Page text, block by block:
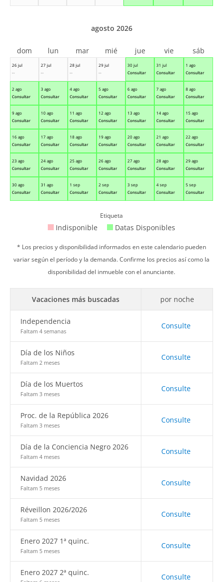
26 jul
--
27 jul
--
28 jul
--
29 jul
--
30 jul
Consultar
31 jul
Consultar
1 ago
Consultar
2 ago
Consultar
3 ago
Consultar
4 ago
Consultar
5 ago
Consultar
6 ago
Consultar
7 ago
Consultar
8 ago
Consultar
9 ago
Consultar
10 ago
Consultar
11 ago
Consultar
12 ago
Consultar
13 ago
Consultar
14 ago
Consultar
15 ago
Consultar
16 ago
Consultar
17 ago
Consultar
18 ago
Consultar
19 ago
Consultar
20 ago
Consultar
21 ago
Consultar
22 ago
Consultar
23 ago
Consultar
24 ago
Consultar
25 ago
Consultar
26 ago
Consultar
27 ago
Consultar
28 ago
Consultar
29 ago
Consultar
30 ago
Consultar
31 ago
Consultar
1 sep
Consultar
2 sep
Consultar
3 sep
Consultar
4 sep
Consultar
5 sep
Consultar
agosto 2026
dom lun mar mié jue vie sáb
Etiqueta
Indisponible Datas Disponibles
* Los precios y disponibilidad informados en este calendario pueden
variar según el período y la demanda. Confirme los precios así como la
disponibilidad del inmueble con el anunciante.
Vacaciones más buscadas por noche
Independencia
Faltam 4 semanas
Consulte
Día de los Niños
Faltam 2 meses
Consulte
Día de los Muertos
Faltam 3 meses
Consulte
Proc. de la República 2026
Faltam 3 meses
Consulte
Día de la Conciencia Negro 2026
Faltam 4 meses
Consulte
Navidad 2026
Faltam 5 meses
Consulte
Réveillon 2026/2026
Faltam 5 meses
Consulte
Enero 2027 1ª quinc.
Faltam 5 meses
Consulte
Enero 2027 2ª quinc. Consulte